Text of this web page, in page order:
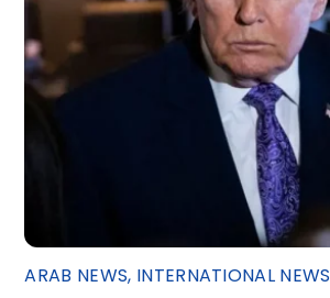
ARAB NEWS, INTERNATIONAL NEWS